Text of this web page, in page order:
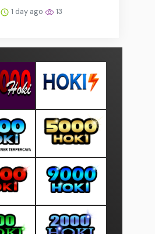
1 day ago 13